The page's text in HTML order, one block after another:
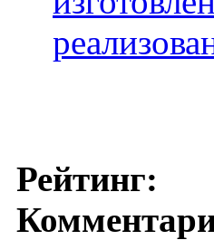
Рейтинг: